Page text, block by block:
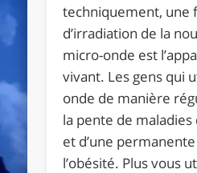
techniquement, une
d’irradiation de la
micro-onde est
vivant. Les gens qui
onde de manière
la pente de
et d’une
l’obésité. Plus vous